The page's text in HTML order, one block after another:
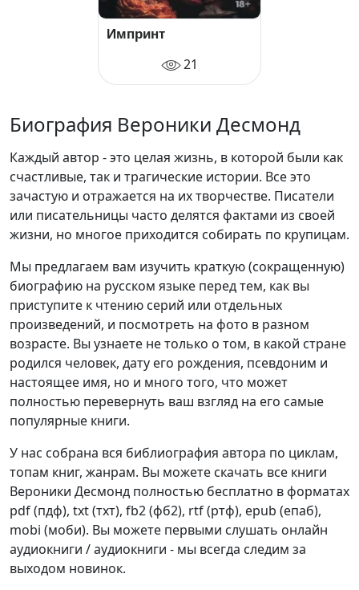
Импринт
21
Биография Вероники Десмонд
Каждый автор - это целая жизнь, в которой были как
счастливые, так и трагические истории. Все это
зачастую и отражается на их творчестве. Писатели
или писательницы часто делятся фактами из своей
жизни, но многое приходится собирать по крупицам.
Мы предлагаем вам изучить краткую (сокращенную)
биографию на русском языке перед тем, как вы
приступите к чтению серий или отдельных
произведений, и посмотреть на фото в разном
возрасте. Вы узнаете не только о том, в какой стране
родился человек, дату его рождения, псевдоним и
настоящее имя, но и много того, что может
полностью перевернуть ваш взгляд на его самые
популярные книги.
У нас собрана вся библиография автора по циклам,
топам книг, жанрам. Вы можете скачать все книги
Вероники Десмонд полностью бесплатно в форматах
pdf (пдф), txt (тхт), fb2 (фб2), rtf (ртф), epub (епаб),
mobi (моби). Вы можете первыми слушать онлайн
аудиокниги / аудиокниги - мы всегда следим за
выходом новинок.